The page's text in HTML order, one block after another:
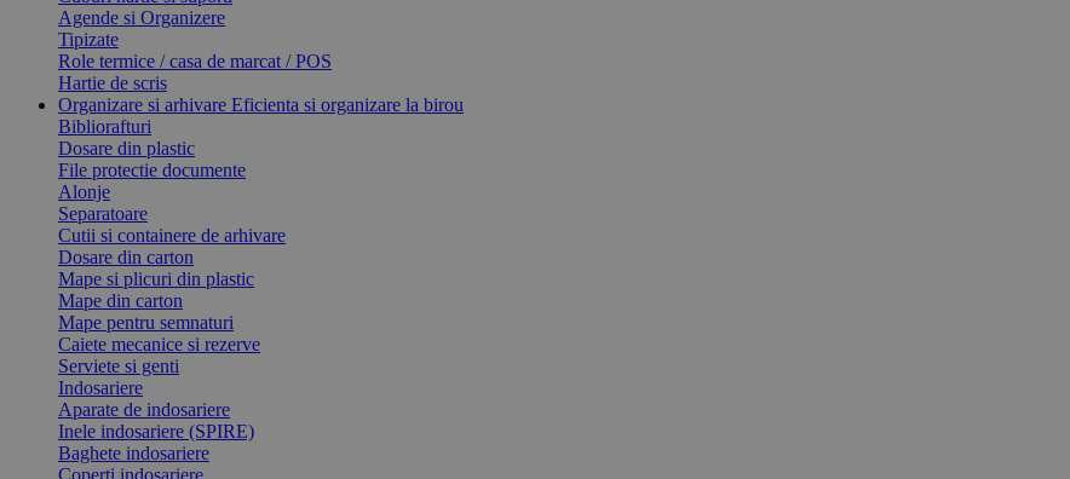
Agende si Organizere
Tipizate
Role termice / casa de marcat / POS
Hartie de scris
Organizare si arhivare Eficienta si organizare la birou
Bibliorafturi
Dosare din plastic
File protectie documente
Alonje
Separatoare
Cutii si containere de arhivare
Dosare din carton
Mape si plicuri din plastic
Mape din carton
Mape pentru semnaturi
Caiete mecanice si rezerve
Serviete si genti
Indosariere
Aparate de indosariere
Inele indosariere (SPIRE)
Baghete indosariere
Coperti indosariere